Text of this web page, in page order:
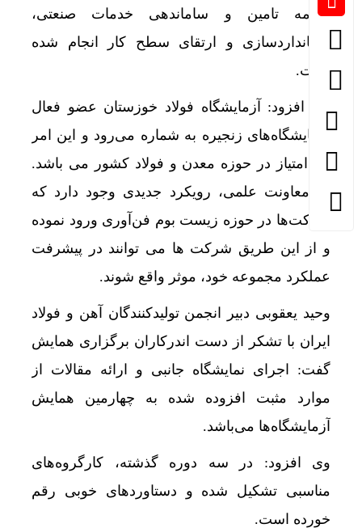
برنامه تامین و ساماندهی خدمات صنعتی،
استانداردسازی و ارتقای سطح کار انجام شده
است.
وی افزود: آزمایشگاه فولاد خوزستان عضو فعال
آزمایشگاه‌های زنجیره به شماره می‌رود و این امر
یک امتیاز در حوزه معدن و فولاد کشور می باشد.
در معاونت علمی، رویکرد جدیدی وجود دارد که
شرکت‌ها در حوزه زیست بوم فن‌آوری ورود نموده
و از این طریق شرکت ها می توانند در پیشرفت
عملکرد مجموعه خود، موثر واقع شوند.
وحید یعقوبی دبیر انجمن تولیدکنندگان آهن و فولاد
ایران با تشکر از دست اندرکاران برگزاری همایش
گفت: اجرای نمایشگاه جانبی و ارائه مقالات از
موارد مثبت افزوده شده به چهارمین همایش
آزمایشگاه‌ها می‌باشد.
وی افزود: در سه دوره گذشته، کارگروه‌های
مناسبی تشکیل شده و دستاوردهای خوبی رقم
خورده است.